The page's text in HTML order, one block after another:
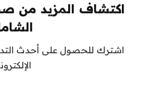
اكتشاف المزيد من
اشترك للحصول على أحدث